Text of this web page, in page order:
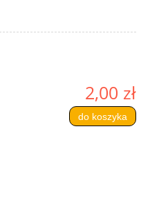
2,00 zł
do koszyka